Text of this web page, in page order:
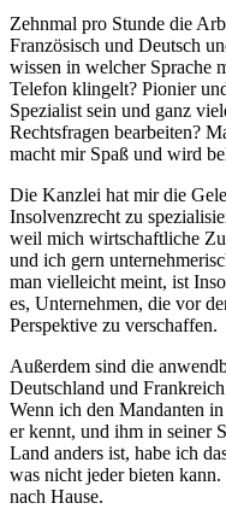
Zehnmal pro Stunde die
Französisch und Deutsch
wissen in welcher Sprache
Telefon klingelt? Pionier
Spezialist sein und ganz
Rechtsfragen bearbeiten?
macht mir Spaß und wird
Die Kanzlei hat mir die
Insolvenzrecht zu
weil mich wirtschaftliche
und ich gern
man vielleicht meint, ist
es, Unternehmen, die vor
Perspektive zu verschaffen.
Außerdem sind die
Deutschland und
Wenn ich den Mandanten
er kennt, und ihm in seiner
Land anders ist, habe ich
was nicht jeder bieten
nach Hause.